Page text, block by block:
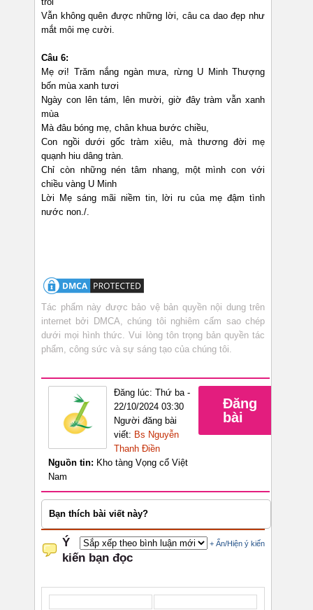
Vẫn không quên được những lời, câu ca dao đẹp như
mắt môi mẹ cười.
Câu 6:
Mẹ ơi! Trăm nắng ngàn mưa, rừng U Minh Thượng
bốn mùa xanh tươi
Ngày con lên tám, lên mười, giờ đây tràm vẫn xanh
mùa
Mà đâu bóng mẹ, chân khua bước chiều,
Con ngồi dưới gốc tràm xiêu, mà thương đời mẹ
quạnh hiu dâng tràn.
Chỉ còn những nén tâm nhang, một mình con với
chiều vàng U Minh
Lời Mẹ sáng mãi niềm tin, lời ru của mẹ đậm tình
nước non./.
Tác phẩm này được bảo vệ bản quyền nội dung trên
internet bởi DMCA, chúng tôi nghiêm cấm sao chép
dưới mọi hình thức. Vui lòng tôn trọng bản quyền tác
phẩm, công sức và sự sáng tạo của chúng tôi.
Đăng lúc: Thứ ba -
22/10/2024 03:30
Người đăng bài
viết: Bs Nguyễn
Thanh Điền
Nguồn tin: Kho tàng Vọng cổ Việt
Nam
Đăng
bài
Bạn thích bài viết này?